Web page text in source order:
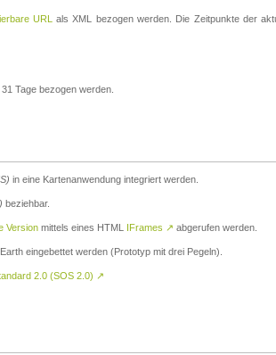
URL
als XML bezogen werden. Die Zeitpunkte der
Tage bezogen werden.
in eine Kartenanwendung integriert werden.
beziehbar.
Version mittels eines HTML IFrames ↗ abgerufen werden.
eingebettet werden (Prototyp mit drei Pegeln).
2.0 (SOS 2.0) ↗